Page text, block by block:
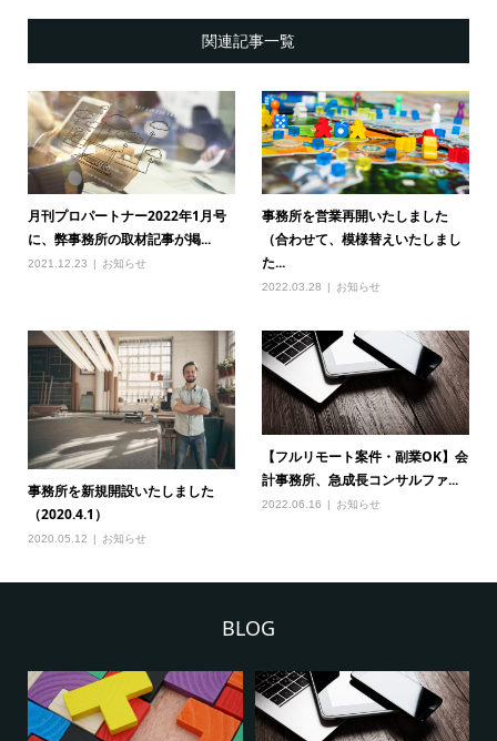
関連記事一覧
月刊プロパートナー2022年1月号
に、弊事務所の取材記事が掲...
2021.12.23 お知らせ
事務所を営業再開いたしました
（合わせて、模様替えいたしまし
た...
2022.03.28 お知らせ
事務所を新規開設いたしました
（2020.4.1）
2020.05.12 お知らせ
【フルリモート案件・副業OK】会
計事務所、急成長コンサルファ...
2022.06.16 お知らせ
BLOG